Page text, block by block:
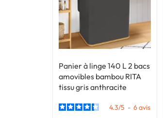
Panier à linge 140 L 2 bacs
amovibles bambou RITA
tissu gris anthracite
4.3/5 - 6avis